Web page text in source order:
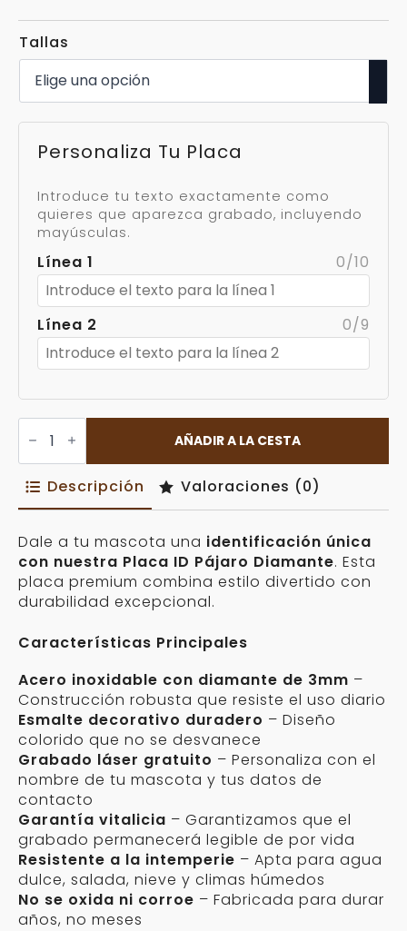
Tallas
Personaliza Tu Placa
Introduce tu texto exactamente como
quieres que aparezca grabado, incluyendo
mayúsculas.
Línea 1 0/10
Línea 2 0/9
Placa
ID
Pájaro
Diamante
Personalizable
cantidad
AÑADIR A LA CESTA
Descripción Valoraciones (0)
Dale a tu mascota una identificación única
con nuestra Placa ID Pájaro Diamante. Esta
placa premium combina estilo divertido con
durabilidad excepcional.
Características Principales
Acero inoxidable con diamante de 3mm –
Construcción robusta que resiste el uso diario
Esmalte decorativo duradero – Diseño
colorido que no se desvanece
Grabado láser gratuito – Personaliza con el
nombre de tu mascota y tus datos de
contacto
Garantía vitalicia – Garantizamos que el
grabado permanecerá legible de por vida
Resistente a la intemperie – Apta para agua
dulce, salada, nieve y climas húmedos
No se oxida ni corroe – Fabricada para durar
años, no meses